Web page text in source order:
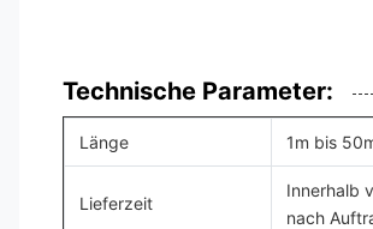
Technische Parameter:
Länge 1m bis
Lieferzeit
Innerhalb
nach